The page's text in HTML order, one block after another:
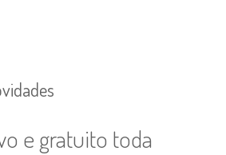
e gratuito toda